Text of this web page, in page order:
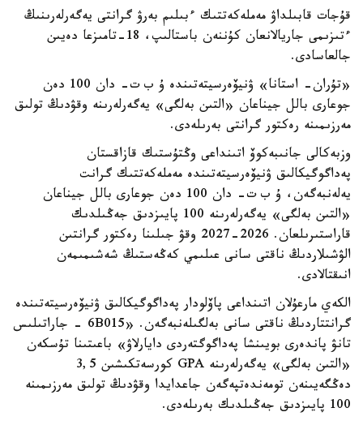
قۇجات قابىلداۋ مەملەكەتتىك ءبىلىم بەرۋ گرانتى يەگەرلەرىنىڭ
ءتىزىمى جاريالانعان كۇننەن باستالىپ، 18-تامىزعا دەيىن
جالعاسادى.
«تۇران- استانا» ۋنيۆەرسيتەتىندە ۇ ب ت- دان 100 دەن
جوعارى بالل جيناعان «التىن بەلگى» يەگەرلەرىنە وقۋدىڭ تولىق
مەرزىمىنە رەكتور گرانتى بەرىلەدى.
وزبەكالى جانىبەكوۆ اتىنداعى وڭتۇستىك قازاقستان
پەداگوگيكالىق ۋنيۆەرسيتەتىندە مەملەكەتتىك گرانت
يەلەنبەگەن، ۇ ب ت- دان 100 دەن جوعارى بالل جيناعان
«التىن بەلگى» يەگەرلەرىنە 100 پايىزدىق جەڭىلدىك
قاراستىرىلعان. 2026-2027 وقۋ جىلىنا رەكتور گرانتىن
الۋشىلاردىڭ ناقتى سانى عىلىمي كەڭەستىڭ شەشىمىمەن
انىقتالادى.
الكەي مارعۇلان اتىنداعى پاۆلودار پەداگوگيكالىق ۋنيۆەرسيتەتىندە
گرانتتاردىڭ ناقتى سانى بەلگىلەنبەگەن. «6B015 - جاراتىلىس
تانۋ پاندەرى بويىنشا پەداگوگتەردى دايارلاۋ» باعىتىنا تۇسكەن
«التىن بەلگى» يەگەرلەرىنە GPA كورسەتكىشىن 3,5
دەڭگەيىنەن تومەندەتپەگەن جاعدايدا وقۋدىڭ تولىق مەرزىمىنە
100 پايىزدىق جەڭىلدىك بەرىلەدى.